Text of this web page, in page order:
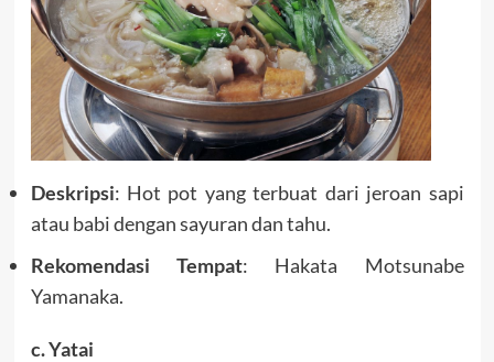
Deskripsi: Hot pot yang terbuat dari jeroan sapi
atau babi dengan sayuran dan tahu.
Rekomendasi Tempat: Hakata Motsunabe
Yamanaka.
c. Yatai